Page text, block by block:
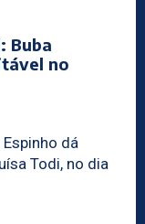
Buba
no
dá
Todi, no dia